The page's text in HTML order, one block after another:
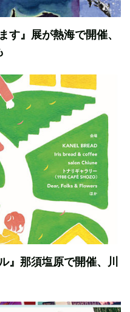
す』展が熱海で開催、
』那須塩原で開催、川